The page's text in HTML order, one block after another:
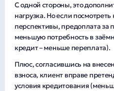
С одной стороны, это
нагрузка. Но если
перспективы, предоплата за
меньшую потребность в
кредит – меньше переплата).
Плюс, согласившись на
взноса, клиент вправе
условия кредитования